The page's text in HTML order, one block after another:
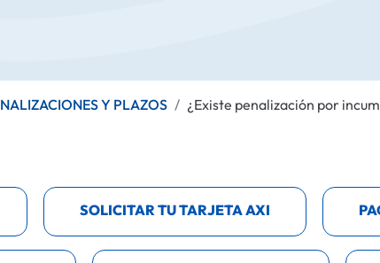
Y PLAZOS ¿Existe penalización por
SOLICITAR TU TARJETA AXI